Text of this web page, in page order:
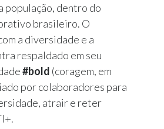
população, dentro do
brasileiro. O
a diversidade e a
respaldado em seu
#bold (coragem, em
por colaboradores para
atrair e reter